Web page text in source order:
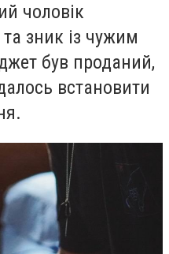
чоловік
зник із чужим
був проданий,
встановити